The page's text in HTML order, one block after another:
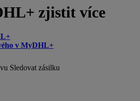
zjistit více
v MyDHL+
Sledovat zásilku